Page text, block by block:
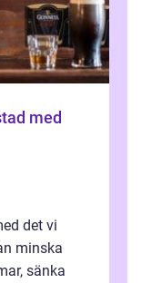
med
det vi
minska
sänka